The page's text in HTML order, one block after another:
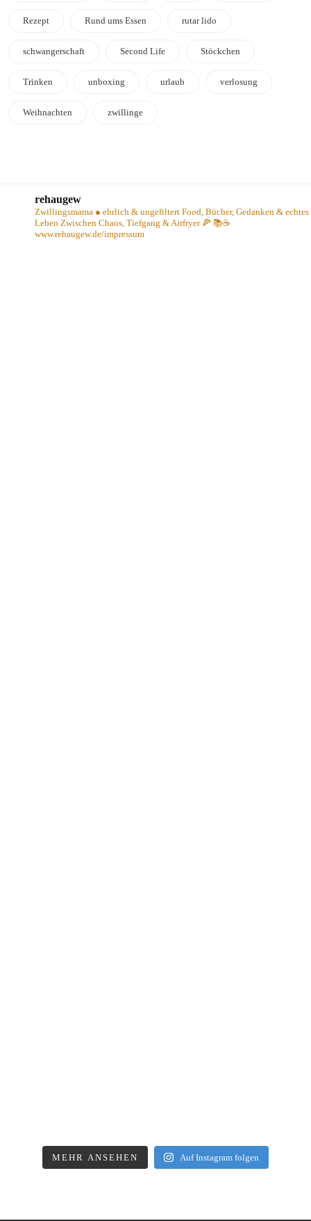
Rezept Rund ums Essen rutar lido
schwangerschaft Second Life Stöckchen
Trinken unboxing urlaub verlosung
Weihnachten zwillinge
rehaugew
Zwillingsmama ● ehrlich & ungefiltert Food, Bücher, Gedanken & echtes
Leben Zwischen Chaos, Tiefgang & Airfryer 🍕 📚☕️
www.rehaugew.de/impressum
MEHR ANSEHEN Auf Instagram folgen